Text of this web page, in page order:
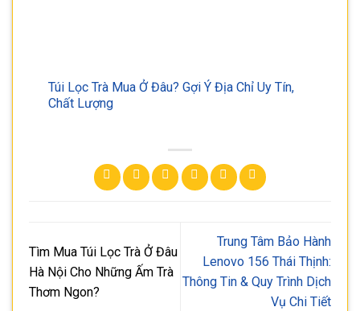
Túi Lọc Trà Mua Ở Đâu? Gợi Ý Địa Chỉ Uy Tín,
Chất Lượng
Tìm Mua Túi Lọc Trà Ở Đâu
Hà Nội Cho Những Ấm Trà
Thơm Ngon?
Trung Tâm Bảo Hành
Lenovo 156 Thái Thịnh:
Thông Tin & Quy Trình Dịch
Vụ Chi Tiết